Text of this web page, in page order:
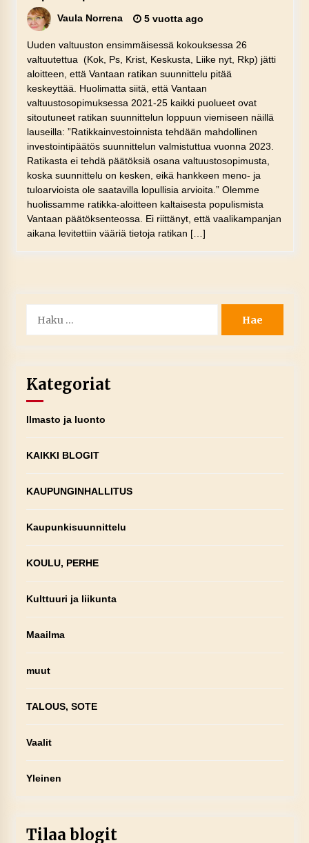
Vaula Norrena 5 vuotta ago
Uuden valtuuston ensimmäisessä kokouksessa 26
valtuutettua (Kok, Ps, Krist, Keskusta, Liike nyt, Rkp) jätti
aloitteen, että Vantaan ratikan suunnittelu pitää
keskeyttää. Huolimatta siitä, että Vantaan
valtuustosopimuksessa 2021-25 kaikki puolueet ovat
sitoutuneet ratikan suunnittelun loppuun viemiseen näillä
lauseilla: ”Ratikkainvestoinnista tehdään mahdollinen
investointipäätös suunnittelun valmistuttua vuonna 2023.
Ratikasta ei tehdä päätöksiä osana valtuustosopimusta,
koska suunnittelu on kesken, eikä hankkeen meno- ja
tuloarvioista ole saatavilla lopullisia arvioita.” Olemme
huolissamme ratikka-aloitteen kaltaisesta populismista
Vantaan päätöksenteossa. Ei riittänyt, että vaalikampanjan
aikana levitettiin vääriä tietoja ratikan […]
Kategoriat
Ilmasto ja luonto
KAIKKI BLOGIT
KAUPUNGINHALLITUS
Kaupunkisuunnittelu
KOULU, PERHE
Kulttuuri ja liikunta
Maailma
muut
TALOUS, SOTE
Vaalit
Yleinen
Tilaa blogit